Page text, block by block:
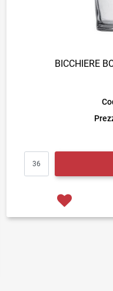
BICCHIERE